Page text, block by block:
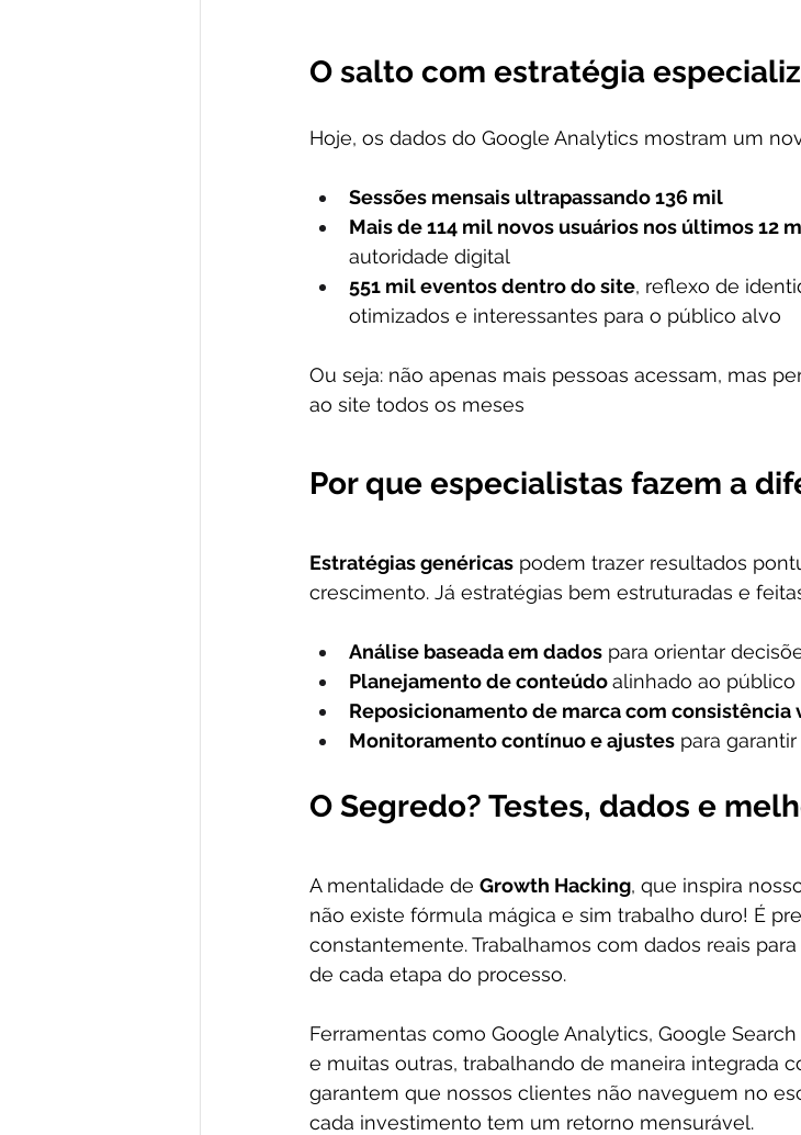
O salto com estratégia
Hoje, os dados do Google Analytics mostram um
Sessões mensais ultrapassando 136 mil
Mais de 114 mil novos usuários nos últimos 12
autoridade digital
551 mil eventos dentro do site, reflexo de
otimizados e interessantes para o público alvo
Ou seja: não apenas mais pessoas acessam, mas
ao site todos os meses
Por que especialistas fazem a
Estratégias genéricas podem trazer resultados
crescimento. Já estratégias bem estruturadas e
Análise baseada em dados para orientar
Planejamento de conteúdo alinhado ao público
Reposicionamento de marca com consistência
Monitoramento contínuo e ajustes para
O Segredo? Testes, dados e
A mentalidade de Growth Hacking, que inspira
não existe fórmula mágica e sim trabalho duro! É
constantemente. Trabalhamos com dados reais
de cada etapa do processo.
Ferramentas como Google Analytics, Google
e muitas outras, trabalhando de maneira integrada
garantem que nossos clientes não naveguem no
cada investimento tem um retorno mensurável.